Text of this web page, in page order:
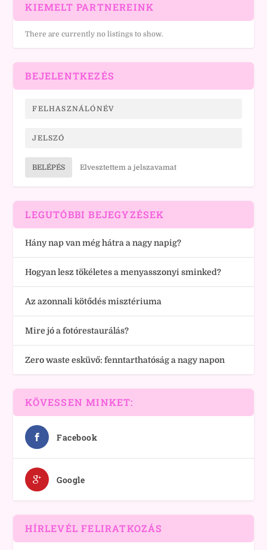
KIEMELT PARTNEREINK
There are currently no listings to show.
BEJELENTKEZÉS
BELÉPÉS Elvesztettem a jelszavamat
LEGUTÓBBI BEJEGYZÉSEK
Hány nap van még hátra a nagy napig?
Hogyan lesz tökéletes a menyasszonyi sminked?
Az azonnali kötődés misztériuma
Mire jó a fotórestaurálás?
Zero waste esküvő: fenntarthatóság a nagy napon
KÖVESSEN MINKET:
Facebook
Google
HÍRLEVÉL FELIRATKOZÁS